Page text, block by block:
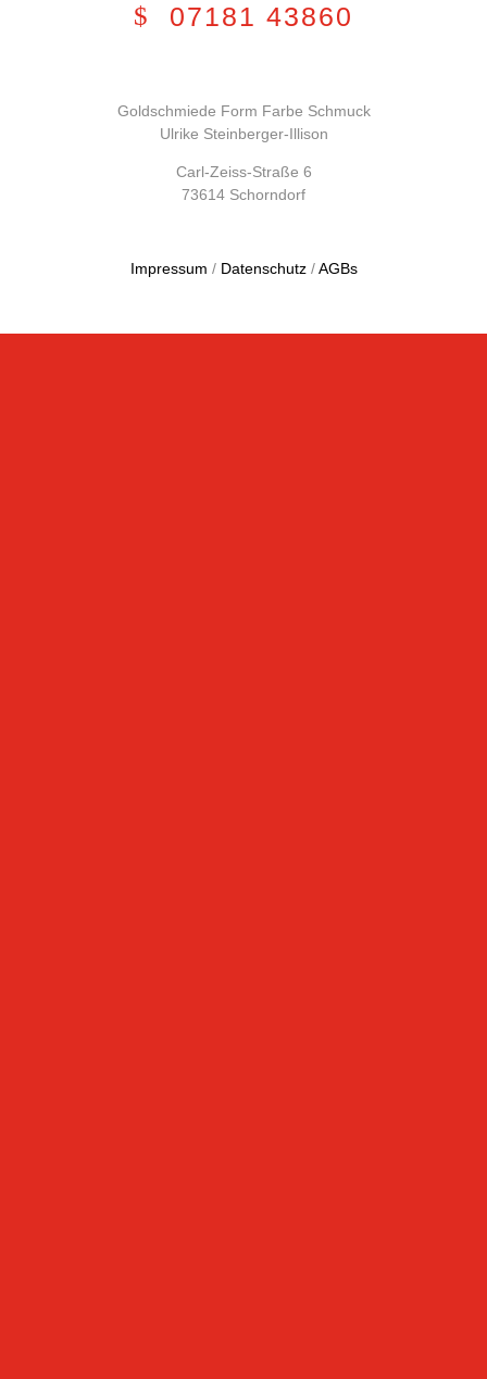
07181 43860
Goldschmiede Form Farbe Schmuck
Ulrike Steinberger-Illison
Carl-Zeiss-Straße 6
73614 Schorndorf
Impressum / Datenschutz /AGBs